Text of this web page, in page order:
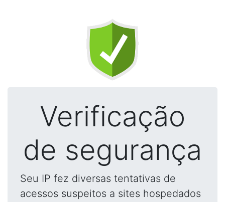
Verificação
de segurança
Seu IP fez diversas tentativas de
acessos suspeitos a sites hospedados